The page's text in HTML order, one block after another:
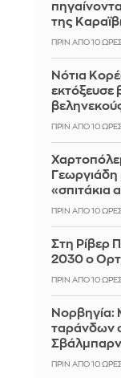
της
ΠΡΙΝ ΑΠΌ 10
Νότια
εκτόξευσε
ΠΡΙΝ ΑΠΌ 10
«σπιτάκια
ΠΡΙΝ ΑΠΌ 10
Στη Ρίβερ
2030 ο
ΠΡΙΝ ΑΠΌ 10
Νορβηγία:
ταράνδων
ΠΡΙΝ ΑΠΌ 10